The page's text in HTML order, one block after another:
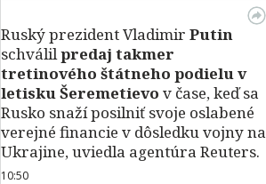
Ruský prezident Vladimir Putin
schválilpredaj takmer
tretinového štátneho podielu v
letisku Šeremetievo v čase, keď sa
Rusko snaží posilniť svoje oslabené
verejné financie v dôsledku vojny na
Ukrajine, uviedla agentúra Reuters.
10:50